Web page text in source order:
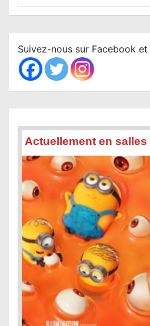
a
c
h
Suivez-nous sur Facebook
Actuellement en salles